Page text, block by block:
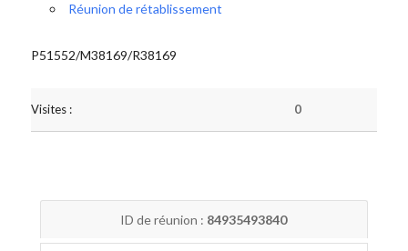
Réunion de rétablissement
P51552/M38169/R38169
Visites : 0
ID de réunion : 84935493840